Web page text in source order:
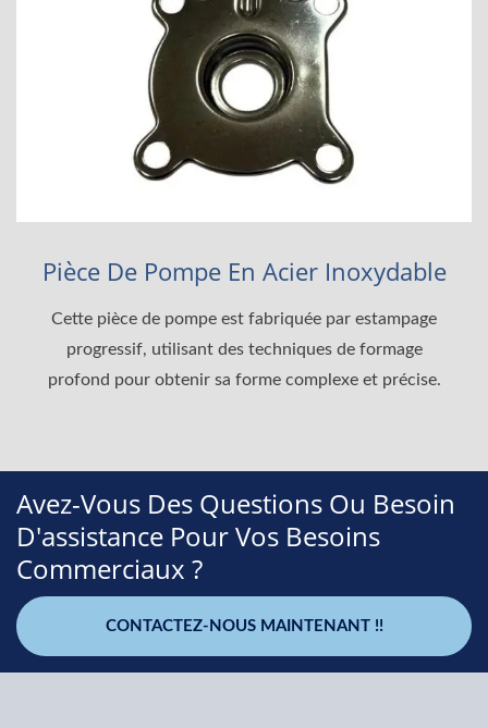
Pièce De Pompe En Acier Inoxydable
Cette pièce de pompe est fabriquée par estampage
progressif, utilisant des techniques de formage
profond pour obtenir sa forme complexe et précise.
Avez-Vous Des Questions Ou Besoin
D'assistance Pour Vos Besoins
Commerciaux ?
CONTACTEZ-NOUS MAINTENANT !!